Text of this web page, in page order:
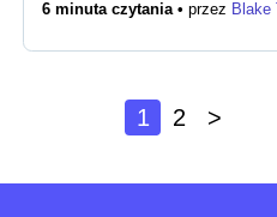
6 minuta czytania • przez Blake
1 2 >